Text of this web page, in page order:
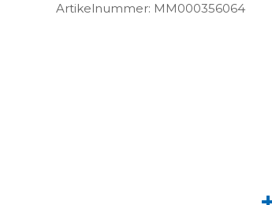
Artikelnummer: MM000356064